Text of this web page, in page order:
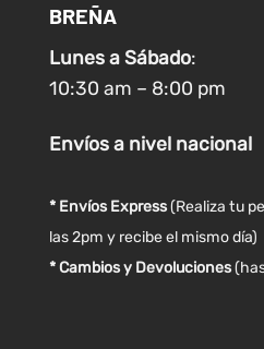
elegir
en
página
producto
BREÑA
Lunes a Sábado:
10:30 am – 8:00 pm
Envíosa nivel nacional
* Envíos Express(Realiza tu
las 2pm y recibe el mismo día)
* Cambios y Devoluciones